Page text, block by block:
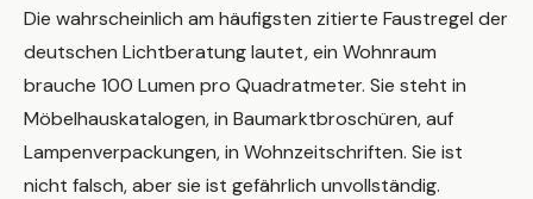
Die wahrscheinlich am häufigsten zitierte Faustregel der
deutschen Lichtberatung lautet, ein Wohnraum
brauche 100 Lumen pro Quadratmeter. Sie steht in
Möbelhauskatalogen, in Baumarktbroschüren, auf
Lampenverpackungen, in Wohnzeitschriften. Sie ist
nicht falsch, aber sie ist gefährlich unvollständig.